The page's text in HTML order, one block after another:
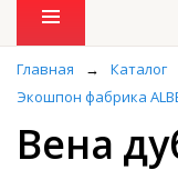
Главная → Каталог
Экошпон фабрика
Вена